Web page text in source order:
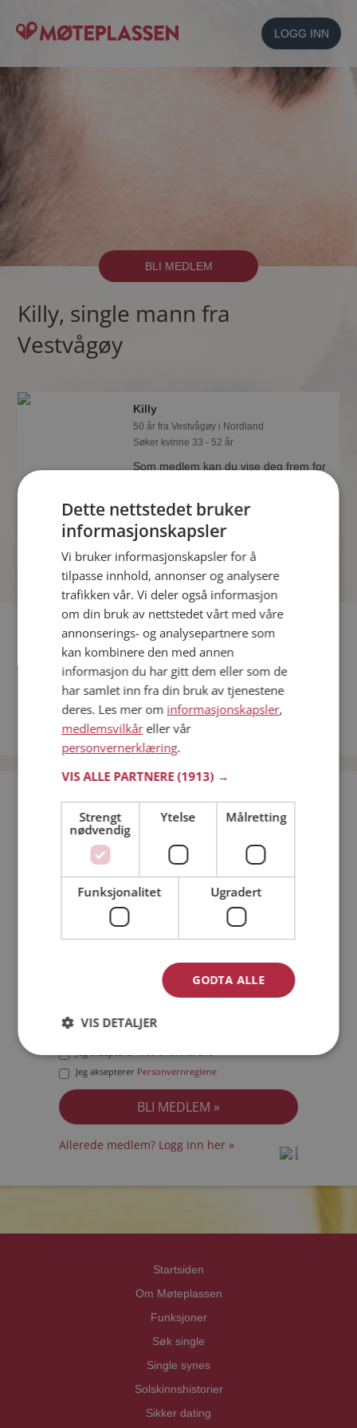
LOGG INN
BLI MEDLEM
Killy, single mann fra
Vestvågøy
Killy
50 år fra Vestvågøy i Nordland
Søker kvinne 33 - 52 år
Som medlem kan du vise deg frem for
som synes du er interessant.
Fler single
Flere singlemenn fra Vestvågøy:Lars ,yeap ,VMateo
Kvinner fra Vestvågøy
Date kvinner i Norge
Date menn i Norge
Bli medlem gratis!
Jeg er en: Mann Kvinne
Min alder:
Jeg akseptererMedlemsvilkårene
Jeg aksepterer Personvernreglene
Allerede medlem? Logg inn her »
Startsiden
Om Møteplassen
Funksjoner
Søk single
Single synes
Solskinnshistorier
Sikker dating
Dette nettstedet bruker
informasjonskapsler
Vi bruker informasjonskapsler for å
tilpasse innhold, annonser og analysere
trafikken vår. Vi deler også informasjon
om din bruk av nettstedet vårt med våre
annonserings- og analysepartnere som
kan kombinere den med annen
informasjon du har gitt dem eller som de
har samlet inn fra din bruk av tjenestene
deres. Les mer om informasjonskapsler,
medlemsvilkåreller vår
personvernerklæring.
VIS ALLE PARTNERE(1913) →
Strengt
nødvendig
Ytelse Målretting
Funksjonalitet Ugradert
GODTA ALLE
VIS DETALJER